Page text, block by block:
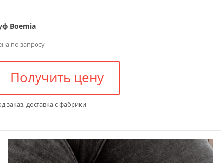
Boemia
по запросу
Получить цену
заказ, доставка с фабрики